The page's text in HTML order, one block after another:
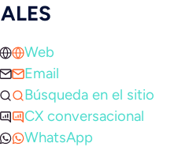
Web
Email
Búsqueda en el sitio
CX conversacional
WhatsApp